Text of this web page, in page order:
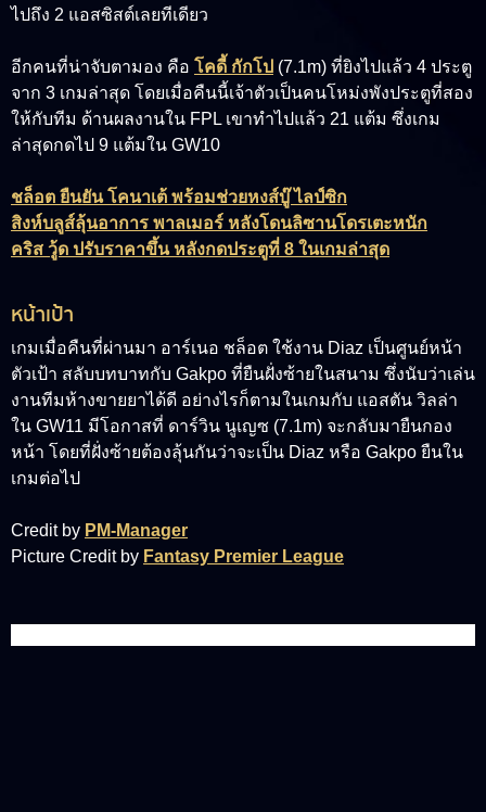
ไปถึง 2 แอสซิสต์เลยทีเดียว
อีกคนที่น่าจับตามอง คือ โคดี้ กักโป (7.1m) ที่ยิงไปแล้ว 4 ประตู
จาก 3 เกมล่าสุด โดยเมื่อคืนนี้เจ้าตัวเป็นคนโหม่งพังประตูที่สอง
ให้กับทีม ด้านผลงานใน FPL เขาทำไปแล้ว 21 แต้ม ซึ่งเกม
ล่าสุดกดไป 9 แต้มใน GW10
ชล็อต ยืนยัน โคนาเต้ พร้อมช่วยหงส์บู๊ ไลป์ซิก
สิงห์บลูส์ลุ้นอาการ พาลเมอร์ หลังโดนลิซานโดรเตะหนัก
คริส วู้ด ปรับราคาขึ้น หลังกดประตูที่ 8 ในเกมล่าสุด
หน้าเป้า
เกมเมื่อคืนที่ผ่านมา อาร์เนอ ชล็อต ใช้งาน Diaz เป็นศูนย์หน้า
ตัวเป้า สลับบทบาทกับ Gakpo ที่ยืนฝั่งซ้ายในสนาม ซึ่งนับว่าเล่น
งานทีมห้างขายยาได้ดี อย่างไรก็ตามในเกมกับ แอสตัน วิลล่า
ใน GW11 มีโอกาสที่ ดาร์วิน นูเญซ (7.1m) จะกลับมายืนกอง
หน้า โดยที่ฝั่งซ้ายต้องลุ้นกันว่าจะเป็น Diaz หรือ Gakpo ยืนใน
เกมต่อไป
Credit by PM-Manager
Picture Credit by Fantasy Premier League